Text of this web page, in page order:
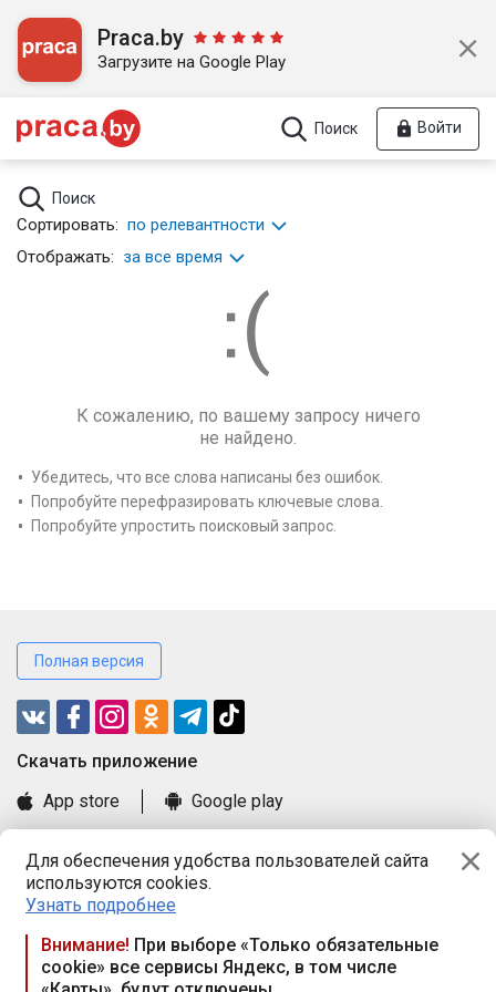
Для обеспечения удобства пользователей сайта
используются cookies.
Узнать подробнее
Внимание! При выборе «Только обязательные
cookie» все сервисы Яндекс, в том числе
Praca.by
Загрузите на Google Play
Поиск Войти
Поиск
Сортировать: по релевантности
Отображать: за все время
К сожалению, по вашему запросу ничего
не найдено.
Убедитесь, что все слова написаны без ошибок.
Попробуйте перефразировать ключевые слова.
Попробуйте упростить поисковый запрос.
Полная версия
Cкачать приложение
App store
Google play
Книга замечаний и предложений
Правила и документы
Praca.by © 2000—2026, ООО «ПРАЦА БАЙ»
Республика Беларусь, 220114, г. Минск, пр-т Независимости
117а, пом. № 9.